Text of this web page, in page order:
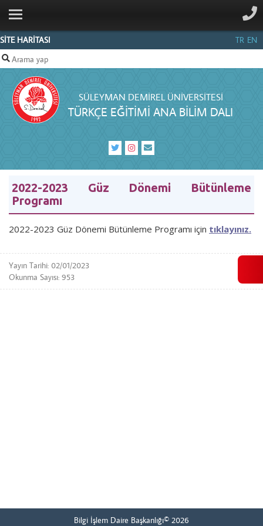
SİTE HARİTASI TR EN
SÜLEYMAN DEMIREL ÜNIVERSITESI
TÜRKÇE EĞITIMI ANA BILIM DALI
ANA SAYFA
KURUMSAL
PERSONEL
LİSANSÜSTÜ
İLETIŞIM
2022-2023 Güz Dönemi Bütünleme
Programı
2022-2023 Güz Dönemi Bütünleme Programı için tıklayınız.
Yayın Tarihi: 02/01/2023
Okunma Sayısı: 953
Bilgi İşlem Daire Başkanlığı© 2026